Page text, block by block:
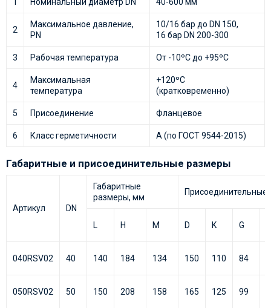
1 Номинальный диаметр DN 40-600 мм
2
Максимальное давление,
PN
10/16 бар до DN 150,
16 бар DN 200-300
3 Рабочая температура От -10ºС до +95ºС
4
Максимальная
температура
+120ºС
(кратковременно)
5 Присоединение Фланцевое
6 Класс герметичности А (по ГОСТ 9544-2015)
Габаритные и присоединительные размеры
Артикул DN
Габаритные
размеры, мм
L H M D K G
040RSV02 40 140 184 134 150 110 84
050RSV02 50 150 208 158 165 125 99